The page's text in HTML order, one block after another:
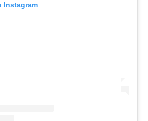
Instagram